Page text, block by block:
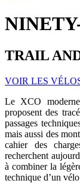
TRAIL
VOIR LES
Le XCO
proposent des
passages
mais aussi des
cahier des
recherchent
à combiner la
technique d’un